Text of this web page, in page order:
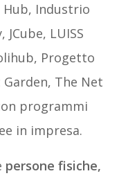
Hub, Industrio
LUISS
Progetto
The Net
programmi
in impresa.
persone fisiche,